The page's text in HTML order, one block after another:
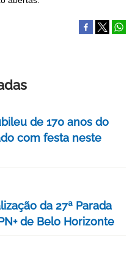
de 170 anos do
com festa neste
da 27ª Parada
de Belo Horizonte